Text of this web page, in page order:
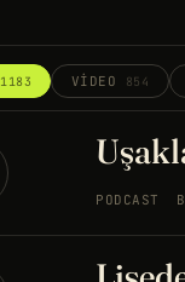
1183 VIDEO 854
PODCAST